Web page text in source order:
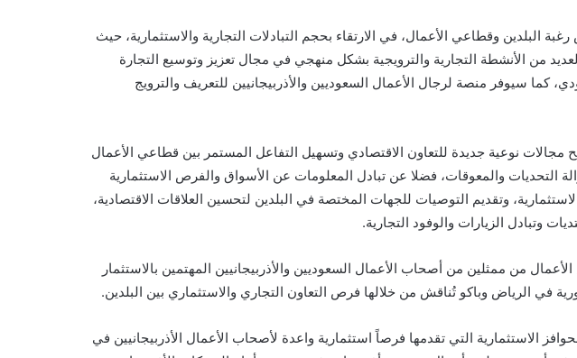
البلدين وقطاعي الأعمال، في الارتقاء بحجم التبادلات التجارية والاستثمارية، حيث
من الأنشطة التجارية والترويجية بشكل منهجي في مجال تعزيز وتوسيع التجارة
كما سيوفر منصة لرجال الأعمال السعوديين والأذربيجانيين للتعريف والترويج
نوعية جديدة للتعاون الاقتصادي وتسهيل التفاعل المستمر بين قطاعي الأعمال
التحديات والمعوقات، فضلا عن تبادل المعلومات عن الأسواق والفرص الاستثمارية
وتقديم التوصيات للجهات المختصة في البلدين لتحسين العلاقات الاقتصادية،
وتبادل الزيارات والوفود التجارية.
من ممثلين من أصحاب الأعمال السعوديين والأذربيجانيين المهتمين بالاستثمار
في الرياض وباكو تُناقش من خلالها فرص التعاون التجاري والاستثماري بين البلدين.
2030 والبيئة والحوافز الاستثمارية التي تقدمها فرصاً استثمارية واعدة لأصحاب الأعمال الأذربيجانيين في